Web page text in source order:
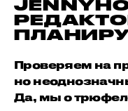
Проверяем на
но
Да, мы о